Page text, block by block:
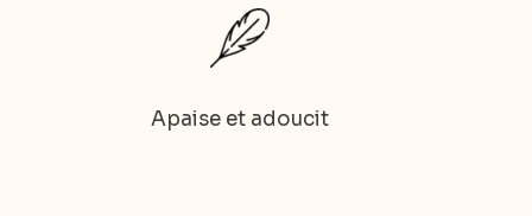
Apaise et adoucit